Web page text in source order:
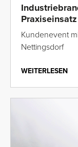
Praxiseinsatz
Kundenevent
Nettingsdorf
WEITERLESEN